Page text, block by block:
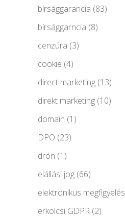
bírsággarancia (83)
bírsággarncia (8)
cenzúra (3)
cookie (4)
direct marketing (13)
direkt marketing (10)
domain (1)
DPO (23)
drón (1)
elállási jog (66)
elektronikus megfigyelés
erkölcsi GDPR (2)